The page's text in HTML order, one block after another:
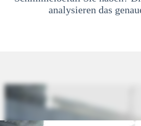
analysieren das